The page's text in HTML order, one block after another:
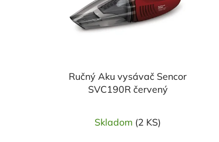
Ručný Aku vysávač Sencor
SVC190R červený
Skladom (2 KS)